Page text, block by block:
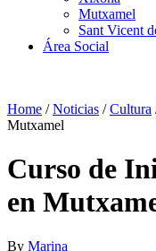
Mutxamel
Sant Vicent
Área Social
Home /Noticias /Cultura
Mutxamel
Curso de
en
By Marina